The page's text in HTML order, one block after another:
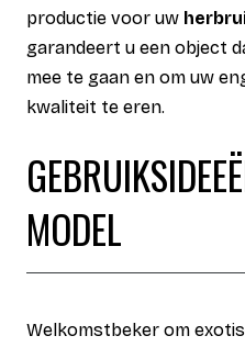
productie voor uw
garandeert u een object
mee te gaan en om uw
kwaliteit te eren.
MODEL
Welkomstbeker om